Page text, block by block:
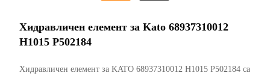
Хидравличен елемент за Kato 68937310012
H1015 P502184
Хидравличен елемент за KATO 68937310012 H1015 P502184 са